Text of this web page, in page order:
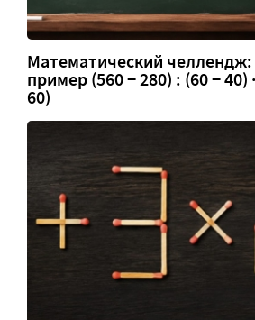
Математический
пример (560 − 280) : (60 − 40)
60)